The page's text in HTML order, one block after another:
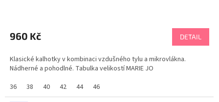
produktu
je
z
5
960 Kč DETAIL
Klasické kalhotky v kombinaci vzdušného tylu a mikrovlákna.
Nádherné a pohodlné. Tabulka velikostí MARIE JO
36
38 40 42 44 46